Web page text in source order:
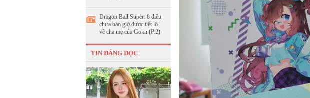
Dragon Ball Super: 8 điều
chưa bao giờ được tiết lộ
về cha mẹ của Goku (P.2)
TIN ĐÁNG ĐỌC